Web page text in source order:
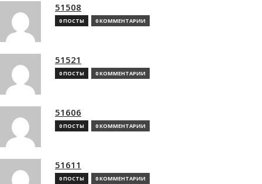
51508
0 ПОСТЫ 0 КОММЕНТАРИИ
51521
0 ПОСТЫ 0 КОММЕНТАРИИ
51606
0 ПОСТЫ 0 КОММЕНТАРИИ
51611
0 ПОСТЫ 0 КОММЕНТАРИИ